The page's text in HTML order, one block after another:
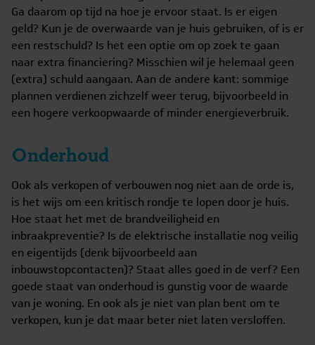
Ga daarom op tijd na hoe je ervoor staat. Is er eigen
geld? Kun je de overwaarde van je huis gebruiken, of is er
een restschuld? Is het een optie om op zoek te gaan
naar extra financiering? Misschien wil je helemaal geen
(extra) schuld aangaan. Aan de andere kant: sommige
plannen verdienen zichzelf weer terug, bijvoorbeeld in
een hogere verkoopwaarde of minder energieverbruik.
Onderhoud
Ook als verkopen of verbouwen nog niet aan de orde is,
is het wijs om een kritisch rondje te lopen door je huis.
Hoe staat het met de brandveiligheid en
inbraakpreventie? Is de elektrische installatie nog veilig
en eigentijds (denk bijvoorbeeld aan
inbouwstopcontacten)? Staat alles goed in de verf? Een
goede staat van onderhoud is gunstig voor de waarde
van je woning. En ook als je niet van plan bent om te
verkopen, kun je dat maar beter niet laten versloffen.